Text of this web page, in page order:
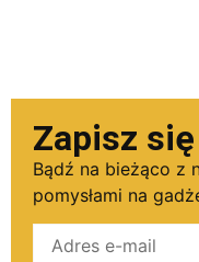
Zapisz
Bądź na bieżąco z
pomysłami na